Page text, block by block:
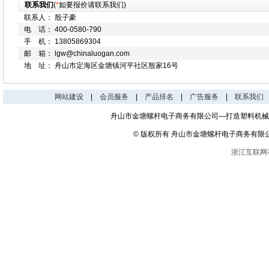
联系我们(*如要报价请联系我们)
联系人： 殷子豪
电 话： 400-0580-790
手 机： 13805869304
邮 箱： lgw@chinaluogan.com
地 址： 舟山市定海区金塘镇河平社区殷家16号
网站建设 会员服务 产品排名 广告服务 联系我们
舟山市金塘螺杆电子商务有限公司—打造塑料机
© 版权所有 舟山市金塘螺杆电子商务有
浙江互联网